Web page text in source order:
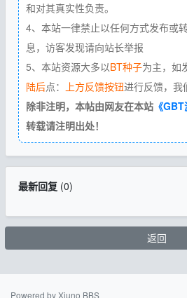
和对其真实性负责。
4、本站一律禁止以任何方式发布或
息，访客发现请向站长举报
5、本站资源大多以BT种子为主，如
陆后点： 上方反馈按钮进行反馈，我
除非注明，本帖由网友在本站《GBT
转载请注明出处！
最新回复(0)
返回
Powered by Xiuno BBS